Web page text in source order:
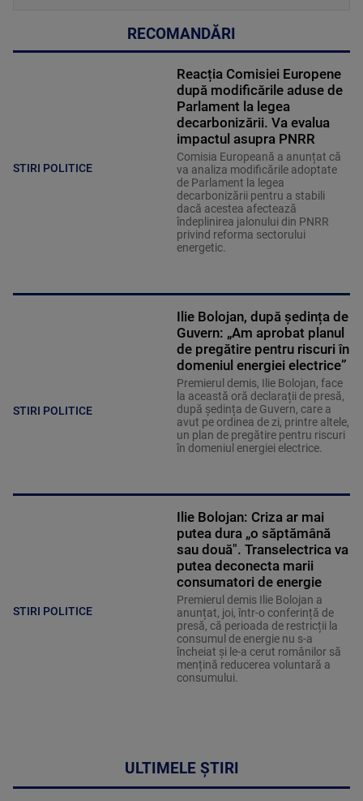
RECOMANDĂRI
STIRI POLITICE
Reacția Comisiei Europene
după modificările aduse de
Parlament la legea
decarbonizării. Va evalua
impactul asupra PNRR
Comisia Europeană a anunțat că
va analiza modificările adoptate
de Parlament la legea
decarbonizării pentru a stabili
dacă acestea afectează
îndeplinirea jalonului din PNRR
privind reforma sectorului
energetic.
STIRI POLITICE
Ilie Bolojan, după ședința de
Guvern: „Am aprobat planul
de pregătire pentru riscuri în
domeniul energiei electrice”
Premierul demis, Ilie Bolojan, face
la această oră declarații de presă,
după ședința de Guvern, care a
avut pe ordinea de zi, printre altele,
un plan de pregătire pentru riscuri
în domeniul energiei electrice.
STIRI POLITICE
Ilie Bolojan: Criza ar mai
putea dura „o săptămână
sau două". Transelectrica va
putea deconecta marii
consumatori de energie
Premierul demis Ilie Bolojan a
anunțat, joi, într-o conferință de
presă, că perioada de restricții la
consumul de energie nu s-a
încheiat și le-a cerut românilor să
mențină reducerea voluntară a
consumului.
ULTIMELE ȘTIRI